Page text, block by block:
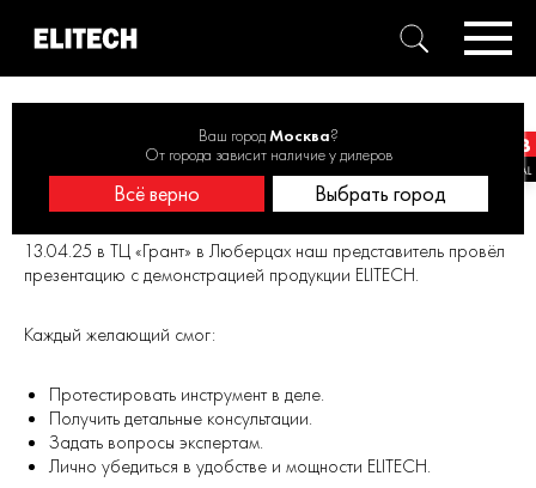
Ваш городМосква?
От города зависит наличие у дилеров
Всё верно Выбрать город
ELITECH в ТЦ «Грант» в Люберцах
13.04.25 в ТЦ «Грант» в Люберцах наш представитель провёл
презентацию с демонстрацией продукции ELITECH.
Каждый желающий смог:
Протестировать инструмент в деле.
Получить детальные консультации.
Задать вопросы экспертам.
Лично убедиться в удобстве и мощности ELITECH.